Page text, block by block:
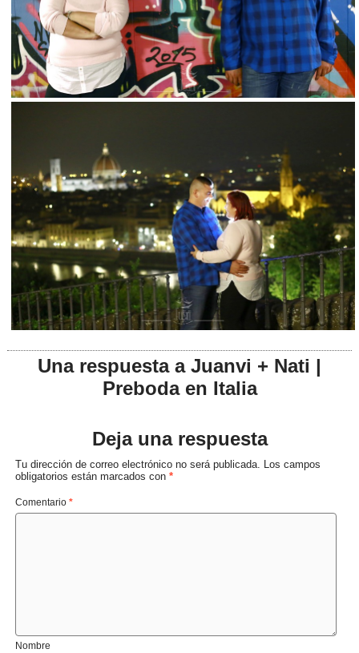
Una respuesta a Juanvi + Nati |
Preboda en Italia
Deja una respuesta
Tu dirección de correo electrónico no será publicada. Los campos
obligatorios están marcados con*
Comentario*
Nombre